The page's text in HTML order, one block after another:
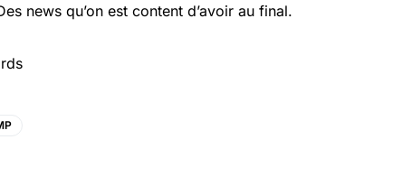
news qu’on est content d’avoir au final.